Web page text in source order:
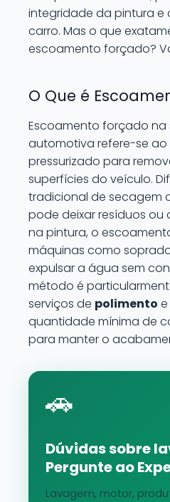
integridade da pintura e
carro. Mas o que
escoamento forçado?
O Que é
Escoamento forçado na
automotiva refere-se ao
pressurizado para
superfícies do veículo.
tradicional de secagem
pode deixar resíduos ou
na pintura, o
máquinas como
expulsar a água sem
método é
serviços de polimento e
quantidade mínima de
para manter o
🚗
Dúvidas sobre
Pergunte ao
Lavagem, motor,